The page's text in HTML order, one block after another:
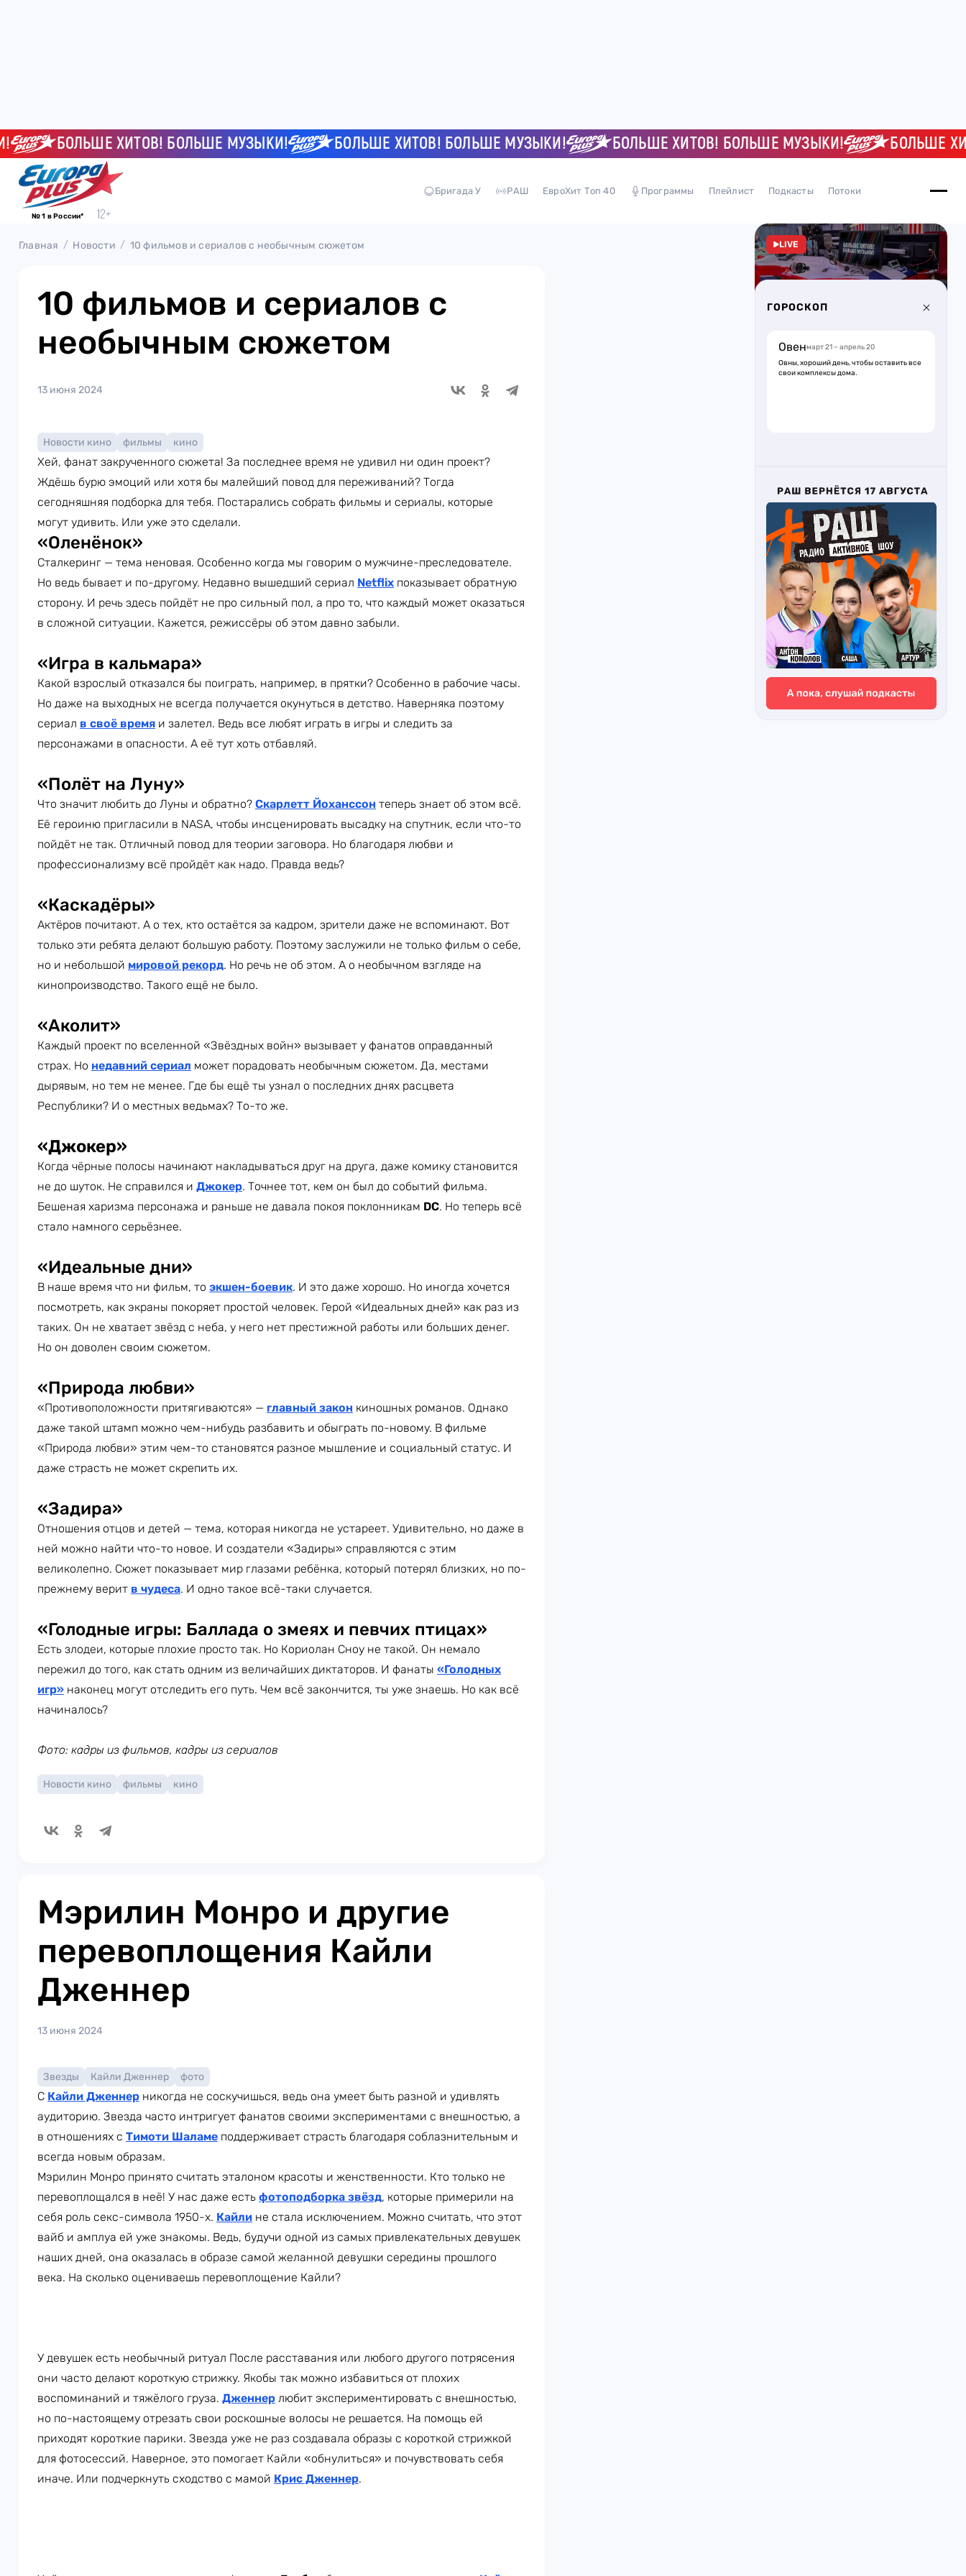
БОЛЬШЕ ХИТОВ! БОЛЬШЕ МУЗЫКИ! БОЛЬШЕ ХИТОВ! БОЛЬШЕ МУЗЫКИ! БОЛЬШЕ ХИТОВ! БОЛЬШЕ МУЗЫКИ! БОЛЬШЕ
№ 1 в России*
Бригада У РАШ ЕвроХит Топ 40 Программы Плейлист Подкасты Потоки
Главная Новости 10 фильмов и сериалов с необычным сюжетом
10 фильмов и сериалов с
необычным сюжетом
13 июня 2024
Новости кино фильмы кино
Хей, фанат закрученного сюжета! За последнее время не удивил ни один проект?
Ждёшь бурю эмоций или хотя бы малейший повод для переживаний? Тогда
сегодняшняя подборка для тебя. Постарались собрать фильмы и сериалы, которые
могут удивить. Или уже это сделали.
«Оленёнок»
Сталкеринг — тема неновая. Особенно когда мы говорим о мужчине-преследователе.
Но ведь бывает и по-другому. Недавно вышедший сериал Netflix показывает обратную
сторону. И речь здесь пойдёт не про сильный пол, а про то, что каждый может оказаться
в сложной ситуации. Кажется, режиссёры об этом давно забыли.
«Игра в кальмара»
Какой взрослый отказался бы поиграть, например, в прятки? Особенно в рабочие часы.
Но даже на выходных не всегда получается окунуться в детство. Наверняка поэтому
сериал в своё время и залетел. Ведь все любят играть в игры и следить за
персонажами в опасности. А её тут хоть отбавляй.
«Полёт на Луну»
Что значит любить до Луны и обратно? Скарлетт Йоханссон теперь знает об этом всё.
Её героиню пригласили в NASA, чтобы инсценировать высадку на спутник, если что-то
пойдёт не так. Отличный повод для теории заговора. Но благодаря любви и
профессионализму всё пройдёт как надо. Правда ведь?
«Каскадёры»
Актёров почитают. А о тех, кто остаётся за кадром, зрители даже не вспоминают. Вот
только эти ребята делают большую работу. Поэтому заслужили не только фильм о себе,
но и небольшой мировой рекорд. Но речь не об этом. А о необычном взгляде на
кинопроизводство. Такого ещё не было.
«Аколит»
Каждый проект по вселенной «Звёздных войн» вызывает у фанатов оправданный
страх. Но недавний сериал может порадовать необычным сюжетом. Да, местами
дырявым, но тем не менее. Где бы ещё ты узнал о последних днях расцвета
Республики? И о местных ведьмах? То-то же.
«Джокер»
Когда чёрные полосы начинают накладываться друг на друга, даже комику становится
не до шуток. Не справился и Джокер. Точнее тот, кем он был до событий фильма.
Бешеная харизма персонажа и раньше не давала покоя поклонникам DC. Но теперь всё
стало намного серьёзнее.
«Идеальные дни»
В наше время что ни фильм, то экшен-боевик. И это даже хорошо. Но иногда хочется
посмотреть, как экраны покоряет простой человек. Герой «Идеальных дней» как раз из
таких. Он не хватает звёзд с неба, у него нет престижной работы или больших денег.
Но он доволен своим сюжетом.
«Природа любви»
«Противоположности притягиваются» — главный закон киношных романов. Однако
даже такой штамп можно чем-нибудь разбавить и обыграть по-новому. В фильме
«Природа любви» этим чем-то становятся разное мышление и социальный статус. И
даже страсть не может скрепить их.
«Задира»
Отношения отцов и детей — тема, которая никогда не устареет. Удивительно, но даже в
ней можно найти что-то новое. И создатели «Задиры» справляются с этим
великолепно. Сюжет показывает мир глазами ребёнка, который потерял близких, но по-
прежнему верит в чудеса. И одно такое всё-таки случается.
«Голодные игры: Баллада о змеях и певчих птицах»
Есть злодеи, которые плохие просто так. Но Кориолан Сноу не такой. Он немало
пережил до того, как стать одним из величайших диктаторов. И фанаты «Голодных
игр» наконец могут отследить его путь. Чем всё закончится, ты уже знаешь. Но как всё
начиналось?
Фото: кадры из фильмов, кадры из сериалов
Новости кино фильмы кино
Мэрилин Монро и другие
перевоплощения Кайли
Дженнер
13 июня 2024
Звезды Кайли Дженнер фото
С Кайли Дженнер никогда не соскучишься, ведь она умеет быть разной и удивлять
аудиторию. Звезда часто интригует фанатов своими экспериментами с внешностью, а
в отношениях с Тимоти Шаламе поддерживает страсть благодаря соблазнительным и
всегда новым образам.
Мэрилин Монро принято считать эталоном красоты и женственности. Кто только не
перевоплощался в неё! У нас даже есть фотоподборка звёзд, которые примерили на
себя роль секс-символа 1950-х. Кайли не стала исключением. Можно считать, что этот
вайб и амплуа ей уже знакомы. Ведь, будучи одной из самых привлекательных девушек
наших дней, она оказалась в образе самой желанной девушки середины прошлого
века. На сколько оцениваешь перевоплощение Кайли?
У девушек есть необычный ритуал После расставания или любого другого потрясения
они часто делают короткую стрижку. Якобы так можно избавиться от плохих
воспоминаний и тяжёлого груза. Дженнер любит экспериментировать с внешностью,
но по-настоящему отрезать свои роскошные волосы не решается. На помощь ей
приходят короткие парики. Звезда уже не раз создавала образы с короткой стрижкой
для фотосессий. Наверное, это помогает Кайли «обнулиться» и почувствовать себя
иначе. Или подчеркнуть сходство с мамой Крис Дженнер.
LIVE
ГОРОСКОП
Овенмарт 21 – апрель 20
Овны, хороший день, чтобы оставить все
свои комплексы дома.